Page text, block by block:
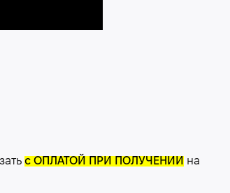
с ОПЛАТОЙ ПРИ ПОЛУЧЕНИИ на